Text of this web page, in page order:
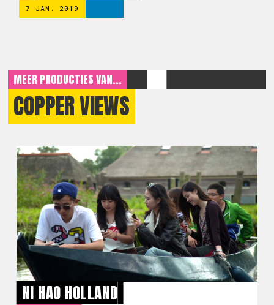
7 JAN. 2019
MEER PRODUCTIES VAN...
COPPER VIEWS
NI HAO HOLLAND